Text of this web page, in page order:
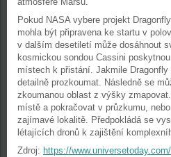
Pokud NASA vybere projekt
mohla být připravena ke startu v
v dalším desetiletí může dosáhnout
kosmickou sondou Cassini
místech k přistání. Jakmile
detailně prozkoumat. Následně se
zkoumanou oblast z výšky
místě a pokračovat v průzkumu,
zajímavé lokalitě. Předpokládá se
létajících dronů k zajištění
Zdroj: https://